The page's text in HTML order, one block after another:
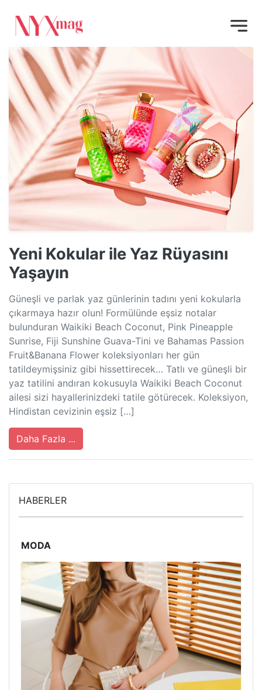
Yeni Kokular ile Yaz Rüyasını
Yaşayın
Güneşli ve parlak yaz günlerinin tadını yeni kokularla
çıkarmaya hazır olun! Formülünde eşsiz notalar
bulunduran Waikiki Beach Coconut, Pink Pineapple
Sunrise, Fiji Sunshine Guava-Tini ve Bahamas Passion
Fruit&Banana Flower koleksiyonları her gün
tatildeymişsiniz gibi hissettirecek… Tatlı ve güneşli bir
yaz tatilini andıran kokusuyla Waikiki Beach Coconut
ailesi sizi hayallerinizdeki tatile götürecek. Koleksiyon,
Hindistan cevizinin eşsiz […]
Daha Fazla ...
HABERLER
MODA